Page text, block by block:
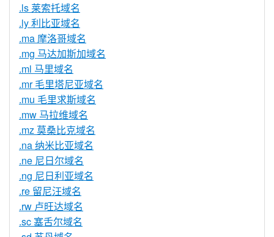
.ls 莱索托域名
.ly 利比亚域名
.ma 摩洛哥域名
.mg 马达加斯加域名
.ml 马里域名
.mr 毛里塔尼亚域名
.mu 毛里求斯域名
.mw 马拉维域名
.mz 莫桑比克域名
.na 纳米比亚域名
.ne 尼日尔域名
.ng 尼日利亚域名
.re 留尼汪域名
.rw 卢旺达域名
.sc 塞舌尔域名